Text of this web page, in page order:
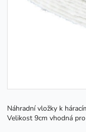
Náhradní vložky k
Velikost 9cm vhodná